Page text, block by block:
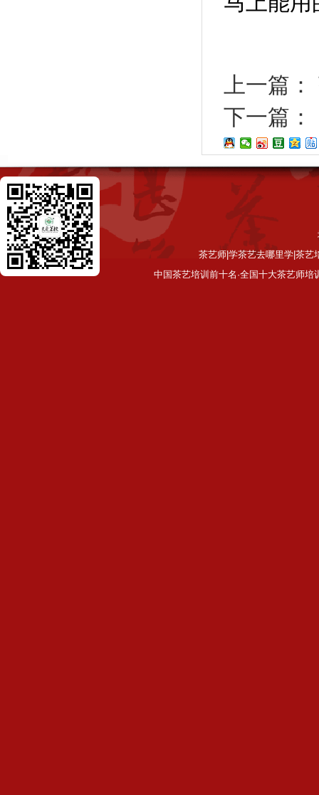
上一篇：
下一篇：
茶艺师|学茶艺去哪里学|茶艺
中国茶艺培训前十名·全国十大茶艺师培